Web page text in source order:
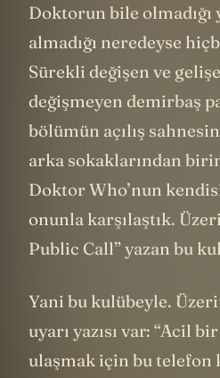
Doktorun bile
almadığı neredeyse
Sürekli değişen ve
değişmeyen demirbaş
bölümün açılış
arka sokaklarından
Doktor Who’nun
onunla karşılaştık.
Public Call” yazan bu
Yani bu kulübeyle.
uyarı yazısı var: “Acil
ulaşmak için bu